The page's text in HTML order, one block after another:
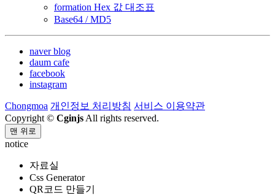
formation Hex 값 대조표
Base64 / MD5
naver blog
daum cafe
facebook
instagram
Chongmoa 개인정보 처리방침 서비스 이용약관
Copyright © Cginjs All rights reserved.
맨 위로
notice
자료실
Css Generator
QR코드 만들기